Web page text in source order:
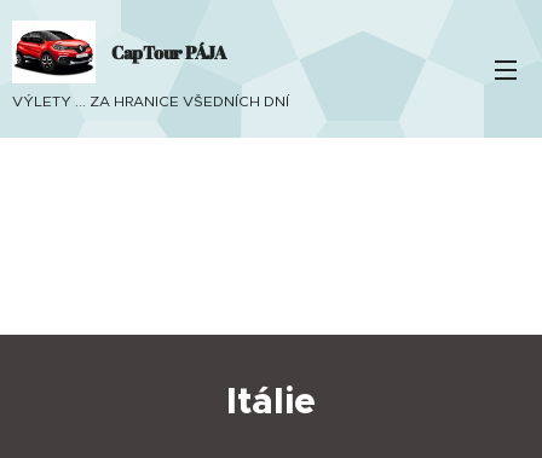
CapTour PÁJA
VÝLETY ... ZA HRANICE VŠEDNÍCH DNÍ
Itálie